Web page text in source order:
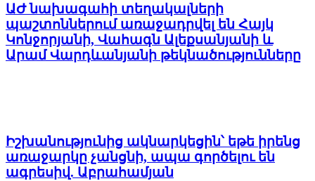
ԱԺ նախագահի տեղակալների
պաշտոններում առաջադրվել են Հայկ
Կոնջորյանի, Վահագն Ալեքսանյանի և
Արամ Վարդևանյանի թեկնածությունները
Իշխանությունից ակնարկեցին՝ եթե իրենց
առաջարկը չանցնի, ապա գործելու են
ագրեսիվ. Աբրահամյան